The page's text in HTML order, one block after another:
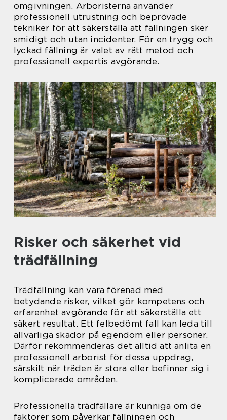
omgivningen. Arboristerna använder
professionell utrustning och beprövade
tekniker för att säkerställa att fällningen sker
smidigt och utan incidenter. För en trygg och
lyckad fällning är valet av rätt metod och
professionell expertis avgörande.
Risker och säkerhet vid
trädfällning
Trädfällning kan vara förenad med
betydande risker, vilket gör kompetens och
erfarenhet avgörande för att säkerställa ett
säkert resultat. Ett felbedömt fall kan leda till
allvarliga skador på egendom eller personer.
Därför rekommenderas det alltid att anlita en
professionell arborist för dessa uppdrag,
särskilt när träden är stora eller befinner sig i
komplicerade områden.
Professionella trädfällare är kunniga om de
faktorer som påverkar fällningen och